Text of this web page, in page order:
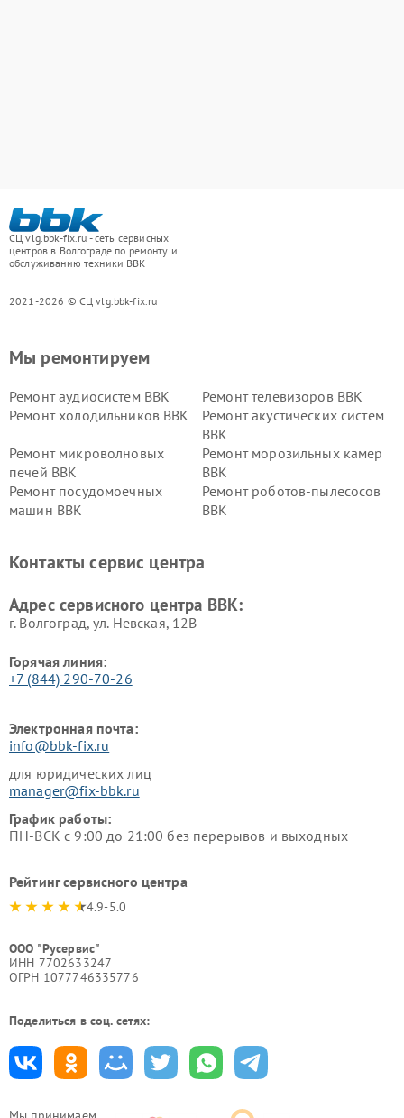
СЦ vlg.bbk-fix.ru - сеть сервисных
центров в Волгограде по ремонту и
обслуживанию техники BBK
2021-2026 © СЦ vlg.bbk-fix.ru
Мы ремонтируем
Ремонт аудиосистем BBK
Ремонт телевизоров BBK
Ремонт холодильников BBK
Ремонт акустических систем
BBK
Ремонт микроволновых
печей BBK
Ремонт морозильных камер
BBK
Ремонт посудомоечных
машин BBK
Ремонт роботов-пылесосов
BBK
Ремонт винных шкафов BBK
Контакты сервис центра
Адрес сервисного центра BBK:
г. Волгоград, ул. Невская, 12В
Горячая линия:
+7 (844) 290-70-26
Электронная почта:
info@bbk-fix.ru
для юридических лиц
manager@fix-bbk.ru
График работы:
ПН-ВСК с 9:00 до 21:00 без перерывов и выходных
Рейтинг сервисного центра
4.9-5.0
ООО "Русервис"
ИНН 7702633247
ОГРН 1077746335776
Поделиться в соц. сетях: